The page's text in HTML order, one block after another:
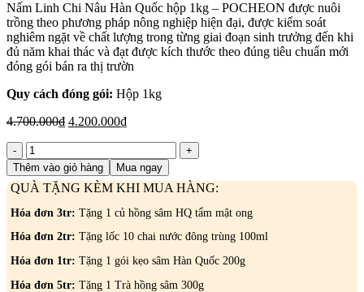
Nấm Linh Chi Nâu Hàn Quốc hộp 1kg – POCHEON được nuôi
trồng theo phương pháp nông nghiệp hiện đại, được kiểm soát
nghiêm ngặt về chất lượng trong từng giai đoạn sinh trưởng đến khi
đủ năm khai thác và đạt được kích thước theo đúng tiêu chuẩn mới
đóng gói bán ra thị trườn
Quy cách đóng gói: Hộp 1kg
4.700.000₫ Giá
4.700.000₫.
4.200.000₫Giá
là:
4.200.000₫.
Nấm
Linh
Chi
Nâu
Hàn
Quốc
hộp
-
POCHEON
Thêm vào giỏ hàng Mua ngay
QUÀ TẶNG KÈM KHI MUA HÀNG:
Hóa đơn 3tr: Tặng 1 củ hồng sâm HQ tẩm mật ong
Hóa đơn 2tr: Tặng lốc 10 chai nước đông trùng 100ml
Hóa đơn 1tr: Tặng 1 gói kẹo sâm Hàn Quốc 200g
Hóa đơn 5tr: Tặng 1 Trà hồng sâm 300g